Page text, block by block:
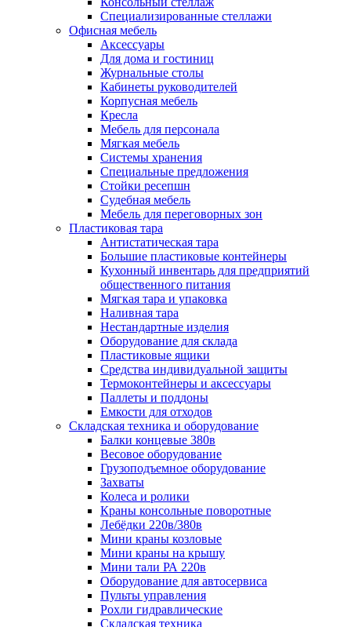
Специализированные стеллажи
Офисная мебель
Аксессуары
Для дома и гостиниц
Журнальные столы
Кабинеты руководителей
Корпусная мебель
Кресла
Мебель для персонала
Мягкая мебель
Системы хранения
Специальные предложения
Стойки ресепшн
Судебная мебель
Мебель для переговорных зон
Пластиковая тара
Антистатическая тара
Большие пластиковые контейнеры
Кухонный инвентарь для предприятий
общественного питания
Мягкая тара и упаковка
Наливная тара
Нестандартные изделия
Оборудование для склада
Пластиковые ящики
Средства индивидуальной защиты
Термоконтейнеры и аксессуары
Паллеты и поддоны
Емкости для отходов
Складская техника и оборудование
Балки концевые 380в
Весовое оборудование
Грузоподъемное оборудование
Захваты
Колеса и ролики
Краны консольные поворотные
Лебёдки 220в/380в
Мини краны козловые
Мини краны на крышу
Мини тали РА 220в
Оборудование для автосервиса
Пульты управления
Рохли гидравлические
Складская техника